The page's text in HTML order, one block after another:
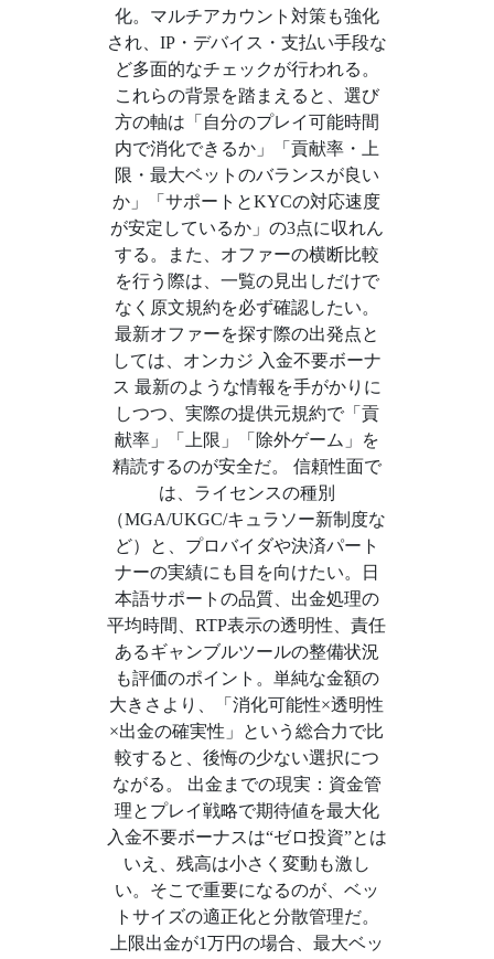
化。マルチアカウント対策も強化
され、IP・デバイス・支払い手段な
ど多面的なチェックが行われる。
これらの背景を踏まえると、選び
方の軸は「自分のプレイ可能時間
内で消化できるか」「貢献率・上
限・最大ベットのバランスが良い
か」「サポートとKYCの対応速度
が安定しているか」の3点に収れん
する。また、オファーの横断比較
を行う際は、一覧の見出しだけで
なく原文規約を必ず確認したい。
最新オファーを探す際の出発点と
しては、オンカジ 入金不要ボーナ
ス 最新のような情報を手がかりに
しつつ、実際の提供元規約で「貢
献率」「上限」「除外ゲーム」を
精読するのが安全だ。 信頼性面で
は、ライセンスの種別
（MGA/UKGC/キュラソー新制度な
ど）と、プロバイダや決済パート
ナーの実績にも目を向けたい。日
本語サポートの品質、出金処理の
平均時間、RTP表示の透明性、責任
あるギャンブルツールの整備状況
も評価のポイント。単純な金額の
大きさより、「消化可能性×透明性
×出金の確実性」という総合力で比
較すると、後悔の少ない選択につ
ながる。 出金までの現実：資金管
理とプレイ戦略で期待値を最大化
入金不要ボーナスは“ゼロ投資”とは
いえ、残高は小さく変動も激し
い。そこで重要になるのが、ベッ
トサイズの適正化と分散管理だ。
上限出金が1万円の場合、最大ベッ